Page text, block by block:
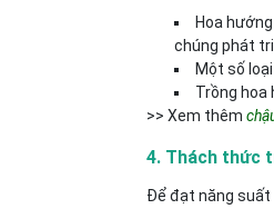
Hoa
chúng phát
Một số
Trồng hoa
>> Xem thêm
4. Thách thức
Để đạt năng suất